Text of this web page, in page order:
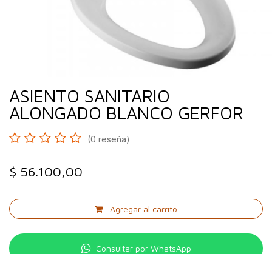
ASIENTO SANITARIO
ALONGADO BLANCO GERFOR
(0 reseña)
$ 56.100,00
Agregar al carrito
Consultar por WhatsApp